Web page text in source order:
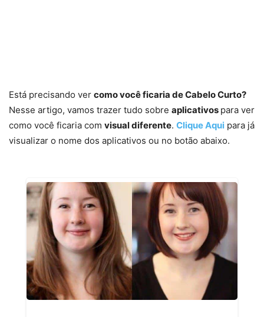
Está precisando ver como você ficaria de Cabelo Curto?
Nesse artigo, vamos trazer tudo sobre aplicativos para ver
como você ficaria com visual diferente. Clique Aqui para já
visualizar o nome dos aplicativos ou no botão abaixo.